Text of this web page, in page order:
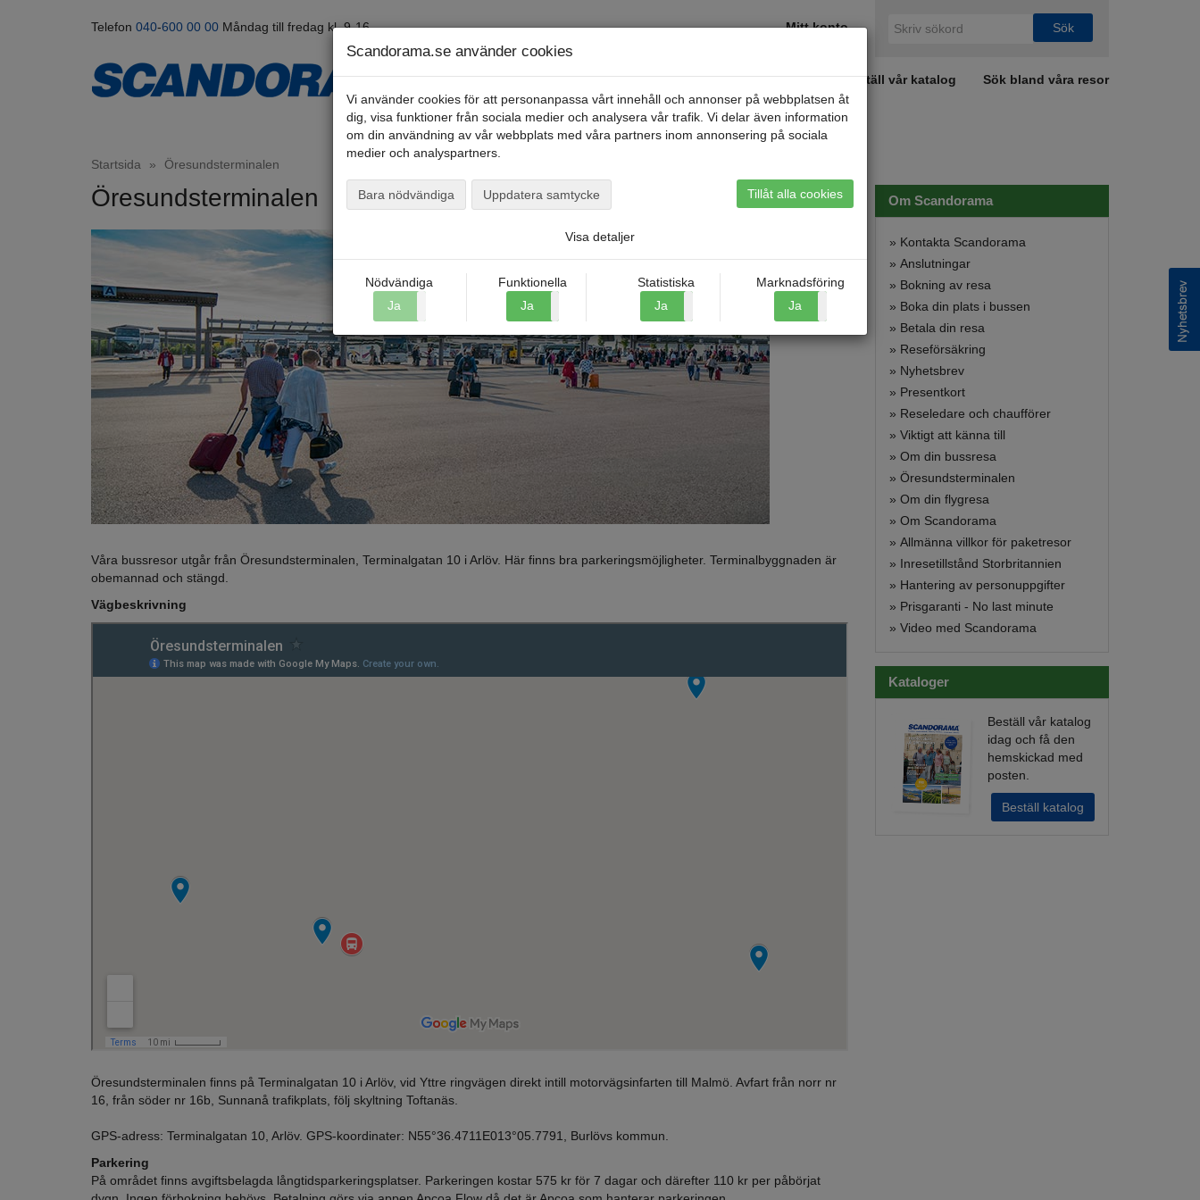
Telefon 040-600 00 00 Måndag till fredag kl. 9-16 Mitt konto
Kontakta oss Restyper Om Scandorama Beställ vår katalog Sök bland våra resor
Startsida » Öresundsterminalen
Öresundsterminalen
Våra bussresor utgår från Öresundsterminalen, Terminalgatan 10 i Arlöv. Här finns bra parkeringsmöjligheter. Terminalbyggnaden är
obemannad och stängd.
Vägbeskrivning
Öresundsterminalen finns på Terminalgatan 10 i Arlöv, vid Yttre ringvägen direkt intill motorvägsinfarten till Malmö. Avfart från norr nr
16, från söder nr 16b, Sunnanå trafikplats, följ skyltning Toftanäs.
GPS-adress: Terminalgatan 10, Arlöv. GPS-koordinater: N55°36.4711E013°05.7791, Burlövs kommun.
Parkering
På området finns avgiftsbelagda långtidsparkeringsplatser. Parkeringen kostar 575 kr för 7 dagar och därefter 110 kr per påbörjat
Om Scandorama
» Kontakta Scandorama
» Anslutningar
» Bokning av resa
» Boka din plats i bussen
» Betala din resa
» Reseförsäkring
» Nyhetsbrev
» Presentkort
» Reseledare och chaufförer
» Viktigt att känna till
» Om din bussresa
» Öresundsterminalen
» Om din flygresa
» Om Scandorama
» Allmänna villkor för paketresor
» Inresetillstånd Storbritannien
» Hantering av personuppgifter
» Prisgaranti - No last minute
» Video med Scandorama
Kataloger
Beställ vår katalog
idag och få den
hemskickad med
posten.
Beställ katalog
Scandorama.se använder cookies
Vi använder cookies för att personanpassa vårt innehåll och annonser på webbplatsen åt
dig, visa funktioner från sociala medier och analysera vår trafik. Vi delar även information
om din användning av vår webbplats med våra partners inom annonsering på sociala
medier och analyspartners.
Bara nödvändiga Uppdatera samtycke Tillåt alla cookies
Visa detaljer
Nödvändiga
Ja
Funktionella
Ja
Statistiska
Ja
Marknadsföring
Ja